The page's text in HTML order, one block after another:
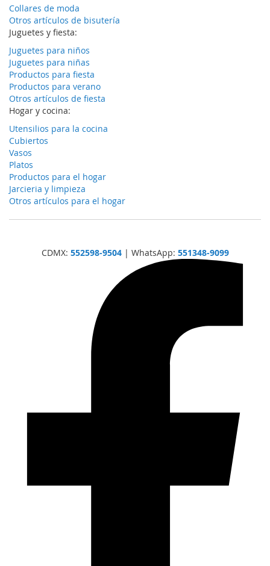
Collares de moda
Otros artículos de bisutería
Juguetes y fiesta:
Juguetes para niños
Juguetes para niñas
Productos para fiesta
Productos para verano
Otros artículos de fiesta
Hogar y cocina:
Utensilios para la cocina
Cubiertos
Vasos
Platos
Productos para el hogar
Jarcieria y limpieza
Otros artículos para el hogar
CDMX: 552598-9504| WhatsApp: 551348-9099